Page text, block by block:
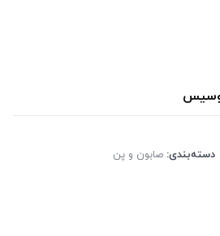
دسته‌بندی: صابون و پن